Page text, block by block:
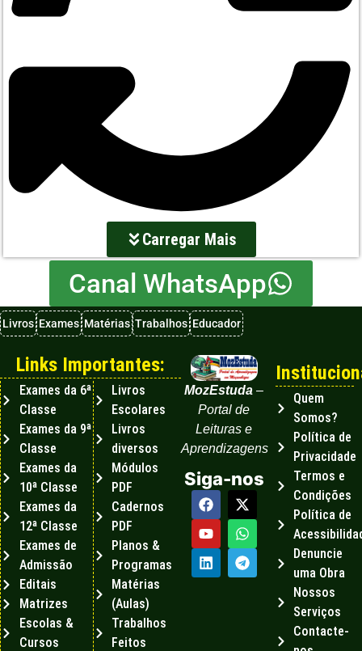
Carregar Mais
Canal WhatsApp
Livros Exames Matérias Trabalhos Educador
MozEstuda –
Portal de
Leituras e
Aprendizagens
Siga-nos
Quem
Somos?
Política de
Privacidade
Termos e
Condições
Política de
Denuncie
uma Obra
Nossos
Serviços
Contacte-
Links Importantes:
Exames da 6ª
Classe
Exames da 9ª
Classe
Exames da
10ª Classe
Exames da
12ª Classe
Exames de
Admissão
Editais
Matrizes
Escolas &
Cursos
Livros
Escolares
Livros
diversos
Módulos
PDF
Cadernos
PDF
Planos &
Programas
Matérias
(Aulas)
Trabalhos
Feitos